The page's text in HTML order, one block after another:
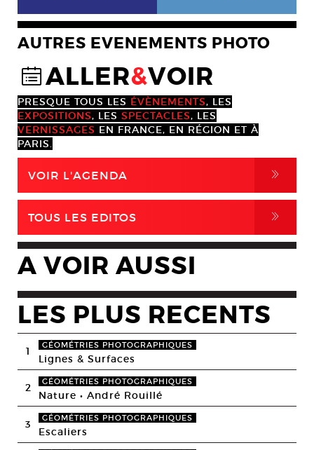
AUTRES EVENEMENTS PHOTO
@ALLER&VOIR
PRESQUE TOUS LES ÉVÈNEMENTS, LES
EXPOSITIONS, LES SPECTACLES, LES
VERNISSAGES EN FRANCE, EN RÉGION ET À
PARIS.
VOIR L'AGENDA ,
TOUS LES EDITOS ,
A VOIR AUSSI
LES PLUS RECENTS
1 GÉOMÉTRIES PHOTOGRAPHIQUES
Lignes & Surfaces
2 GÉOMÉTRIES PHOTOGRAPHIQUES
Nature • André Rouillé
3 GÉOMÉTRIES PHOTOGRAPHIQUES
Escaliers